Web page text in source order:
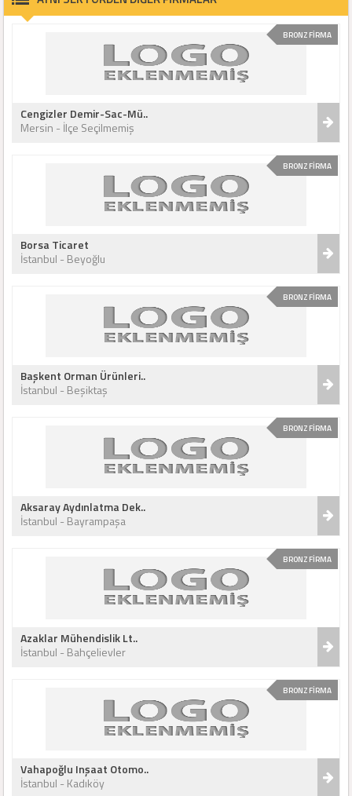
BRONZ FİRMA
Cengizler Demir-Sac-Mü..
Mersin - İlçe Seçilmemiş
BRONZ FİRMA
Borsa Ticaret
İstanbul - Beyoğlu
BRONZ FİRMA
Başkent Orman Ürünleri..
İstanbul - Beşiktaş
BRONZ FİRMA
Aksaray Aydınlatma Dek..
İstanbul - Bayrampaşa
BRONZ FİRMA
Azaklar Mühendislik Lt..
İstanbul - Bahçelievler
BRONZ FİRMA
Vahapoğlu Inşaat Otomo..
İstanbul - Kadıköy